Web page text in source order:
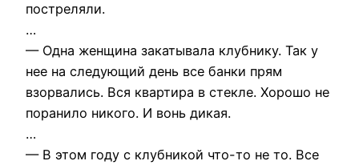
постреляли.
…
— Одна женщина закатывала клубнику. Так у
нее на следующий день все банки прям
взорвались. Вся квартира в стекле. Хорошо не
поранило никого. И вонь дикая.
…
— В этом году с клубникой что-то не то. Все